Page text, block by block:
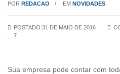
POR REDACAO EM NOVIDADES
POSTADO:31 DE MAIO DE 2016
7
Sua empresa pode contar com